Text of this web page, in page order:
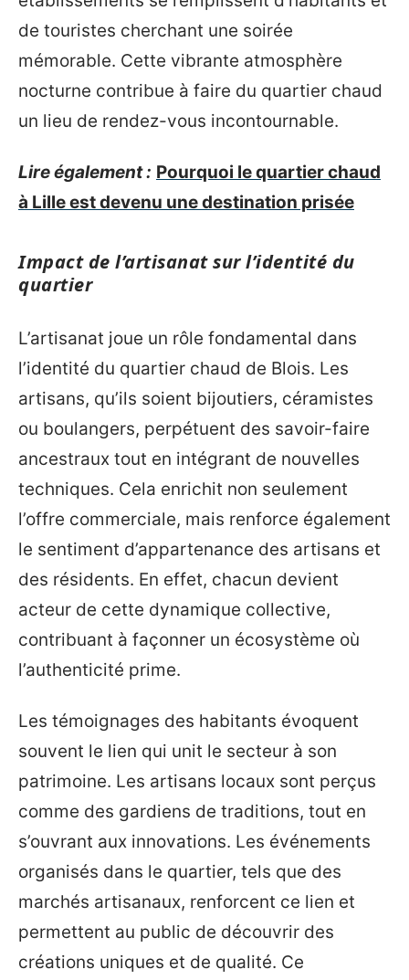
de touristes cherchant une soirée
mémorable. Cette vibrante atmosphère
nocturne contribue à faire du quartier chaud
un lieu de rendez-vous incontournable.
Lire également : Pourquoi le quartier chaud
à Lille est devenu une destination prisée
Impact de l’artisanat sur l’identité du
quartier
L’artisanat joue un rôle fondamental dans
l’identité du quartier chaud de Blois. Les
artisans, qu’ils soient bijoutiers, céramistes
ou boulangers, perpétuent des savoir-faire
ancestraux tout en intégrant de nouvelles
techniques. Cela enrichit non seulement
l’offre commerciale, mais renforce également
le sentiment d’appartenance des artisans et
des résidents. En effet, chacun devient
acteur de cette dynamique collective,
contribuant à façonner un écosystème où
l’authenticité prime.
Les témoignages des habitants évoquent
souvent le lien qui unit le secteur à son
patrimoine. Les artisans locaux sont perçus
comme des gardiens de traditions, tout en
s’ouvrant aux innovations. Les événements
organisés dans le quartier, tels que des
marchés artisanaux, renforcent ce lien et
permettent au public de découvrir des
créations uniques et de qualité. Ce